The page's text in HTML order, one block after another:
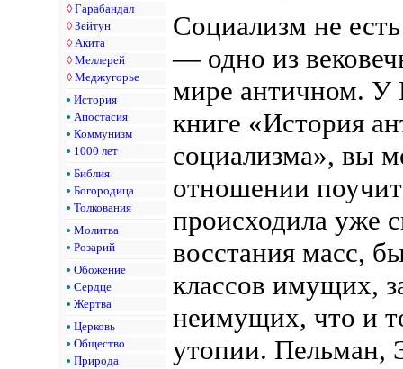
◊ Гарабандал
◊ Зейтун
◊ Акита
◊ Меллерей
◊ Меджугорье
• История
• Апостасия
• Коммунизм
• 1000 лет
• Библия
• Богородица
• Толкования
• Молитва
• Розарий
• Обожение
• Сердце
• Жертва
• Церковь
• Общество
• Природа
Социализм не
— одно из
мире античном. У
книге «История
социализма», вы
отношении
происходила уже
восстания масс,
классов имущих,
неимущих, что и
утопии. Пельман,